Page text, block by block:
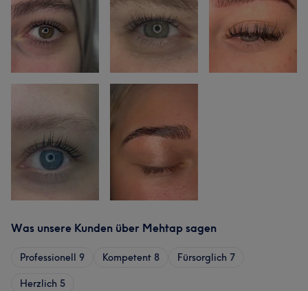
Was unsere Kunden über Mehtap sagen
Professionell 9 Kompetent 8 Fürsorglich 7
Herzlich 5